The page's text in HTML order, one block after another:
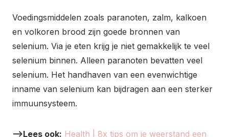
Voedingsmiddelen zoals paranoten, zalm, kalkoen
en volkoren brood zijn goede bronnen van
selenium. Via je eten krijg je niet gemakkelijk te veel
selenium binnen. Alleen paranoten bevatten veel
selenium. Het handhaven van een evenwichtige
inname van selenium kan bijdragen aan een sterker
immuunsysteem.
–>Lees ook: Health | 8x tips om je weerstand een